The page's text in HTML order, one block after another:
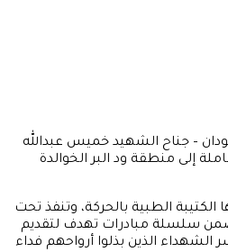
– جناح الشهيد خميس عبدالله
إلى منطقة ود البر الخوالدة
الكتيبة الطبية بالحركة، وتنفذ تحت
ضمن سلسلة مبادرات تهدف لتقديم
الشهداء الذين بذلوا أرواحهم فداء